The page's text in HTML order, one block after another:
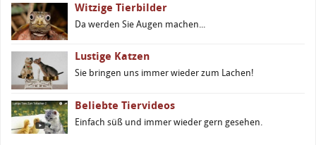
Witzige Tierbilder
Da werden Sie Augen machen...
Lustige Katzen
Sie bringen uns immer wieder zum Lachen!
Beliebte Tiervideos
Einfach süß und immer wieder gern gesehen.